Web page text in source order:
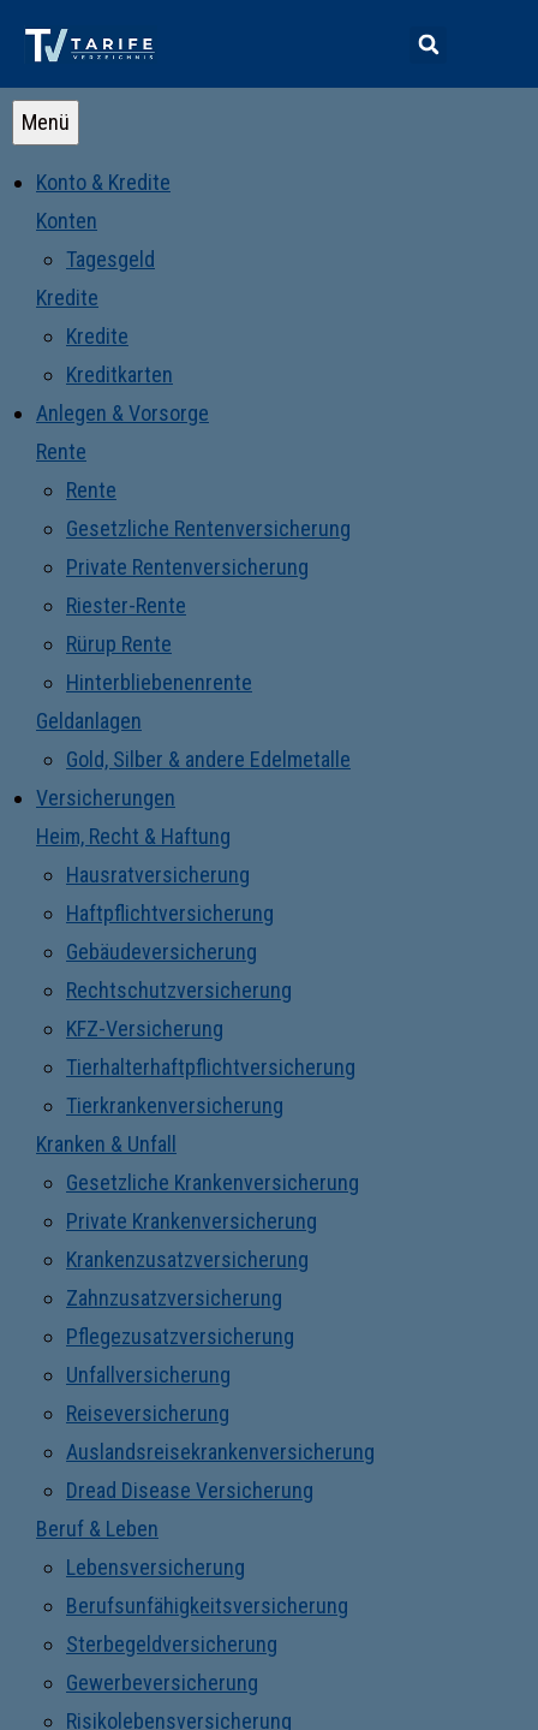
Menü
Konto & Kredite
Konten
Tagesgeld
Kredite
Kredite
Kreditkarten
Anlegen & Vorsorge
Rente
Rente
Gesetzliche Rentenversicherung
Private Rentenversicherung
Riester-Rente
Rürup Rente
Hinterbliebenenrente
Geldanlagen
Gold, Silber & andere Edelmetalle
Versicherungen
Heim, Recht & Haftung
Hausratversicherung
Haftpflichtversicherung
Gebäudeversicherung
Rechtschutzversicherung
KFZ-Versicherung
Tierhalterhaftpflichtversicherung
Tierkrankenversicherung
Kranken & Unfall
Gesetzliche Krankenversicherung
Private Krankenversicherung
Krankenzusatzversicherung
Zahnzusatzversicherung
Pflegezusatzversicherung
Unfallversicherung
Reiseversicherung
Auslandsreisekrankenversicherung
Dread Disease Versicherung
Beruf & Leben
Lebensversicherung
Berufsunfähigkeitsversicherung
Sterbegeldversicherung
Gewerbeversicherung
Risikolebensversicherung